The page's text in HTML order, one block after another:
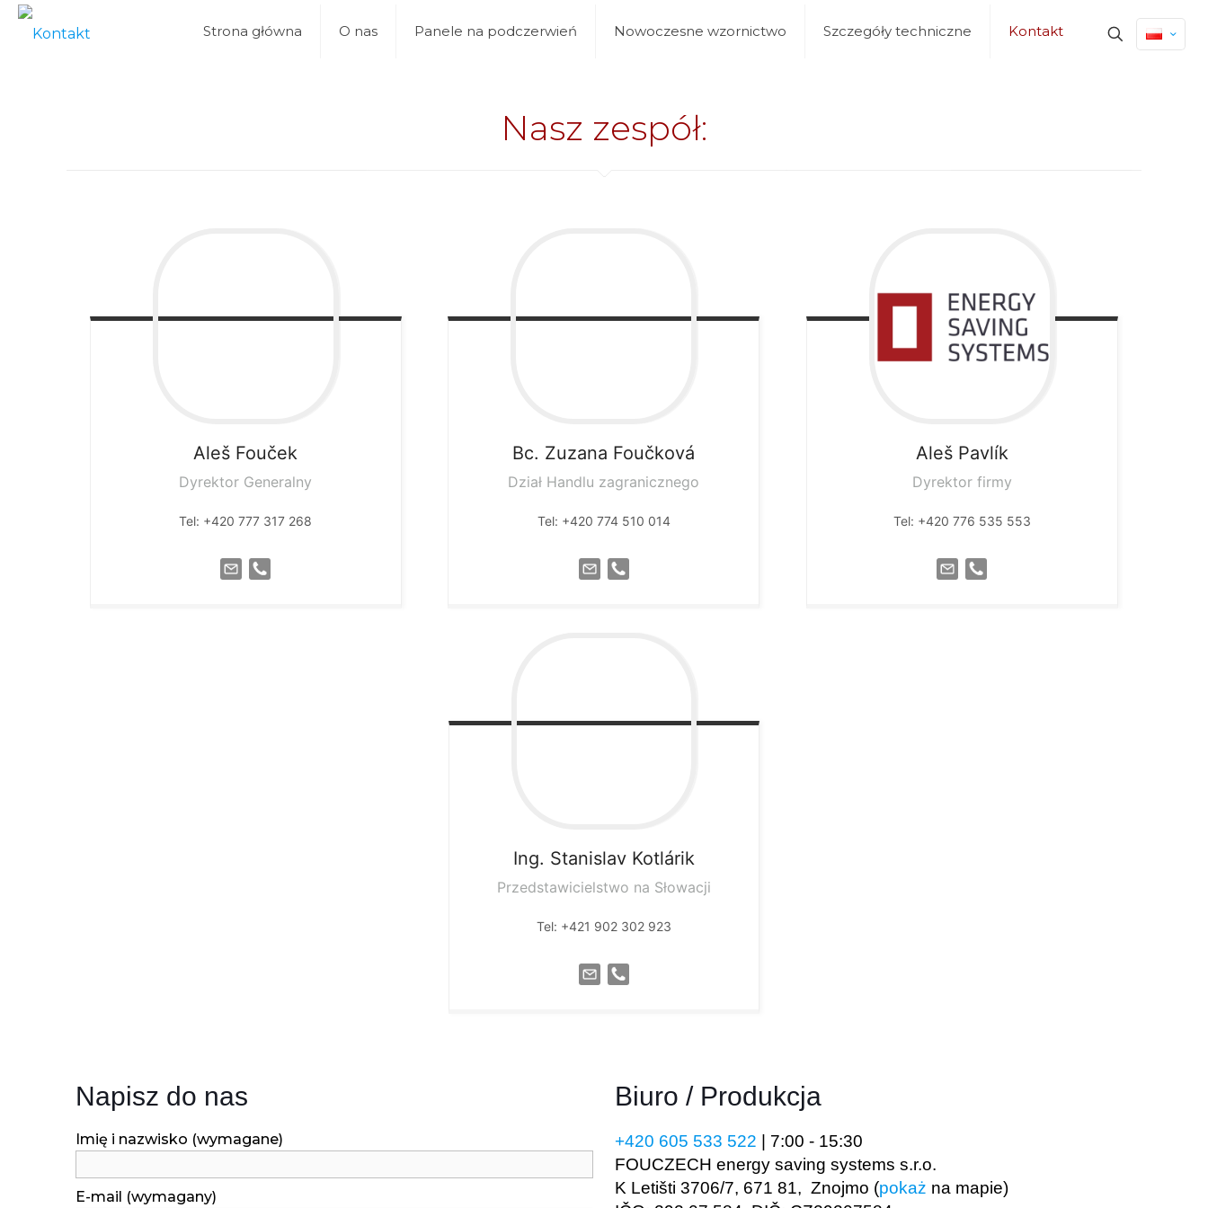
Strona główna O nas Panele na podczerwień Nowoczesne wzornictwo Szczegóły techniczne Kontakt
Nasz zespół:
Aleš Fouček
Dyrektor Generalny
Tel: +420 777 317 268
Bc. Zuzana Foučková
Dział Handlu zagranicznego
Tel: +420 774 510 014
Aleš Pavlík
Dyrektor firmy
Tel: +420 776 535 553
Ing. Stanislav Kotlárik
Przedstawicielstwo na Słowacji
Tel: +421 902 302 923
Napisz do nas
Imię i nazwisko (wymagane)
E-mail (wymagany)
Biuro / Produkcja
+420 605 533 522 | 7:00 - 15:30
FOUCZECH energy saving systems s.r.o.
K Letišti 3706/7, 671 81, Znojmo (pokaż na mapie)